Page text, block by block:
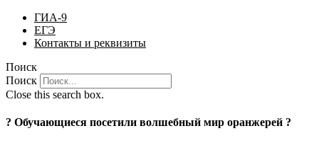
ГИА-9
ЕГЭ
Контакты и реквизиты
Поиск
Поиск
Close this search box.
? Обучающиеся посетили волшебный мир оранжерей ?